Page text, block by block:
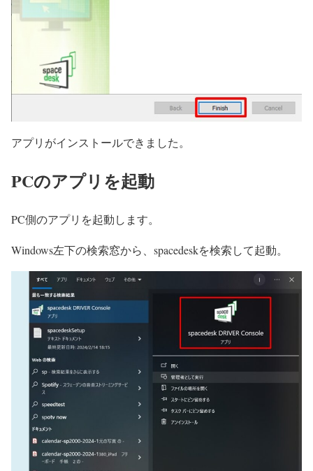
アプリがインストールできました。
PCのアプリを起動
PC側のアプリを起動します。
Windows左下の検索窓から、spacedeskを検索して起動。